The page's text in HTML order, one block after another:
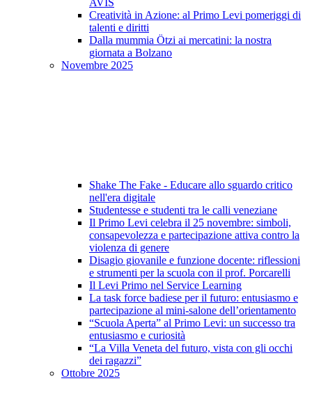
AVIS
Creatività in Azione: al Primo Levi pomeriggi di
talenti e diritti
Dalla mummia Ötzi ai mercatini: la nostra
giornata a Bolzano
Novembre 2025
Shake The Fake - Educare allo sguardo critico
nell'era digitale
Studentesse e studenti tra le calli veneziane
Il Primo Levi celebra il 25 novembre: simboli,
consapevolezza e partecipazione attiva contro la
violenza di genere
Disagio giovanile e funzione docente: riflessioni
e strumenti per la scuola con il prof. Porcarelli
Il Levi Primo nel Service Learning
La task force badiese per il futuro: entusiasmo e
partecipazione al mini-salone dell’orientamento
“Scuola Aperta” al Primo Levi: un successo tra
entusiasmo e curiosità
“La Villa Veneta del futuro, vista con gli occhi
dei ragazzi”
Ottobre 2025